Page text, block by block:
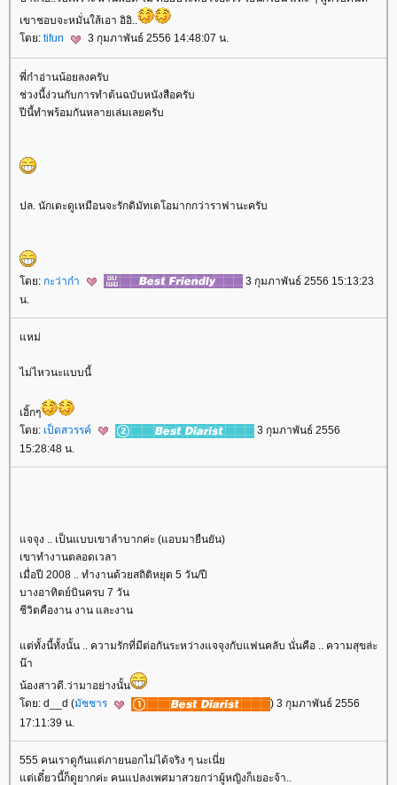
เขาชอบจะหมั่นใส้เอา อิอิ..
ดย: tifun 3 กุมภาพันธ์ 2556 14:48:07 น.
พี่ก๋าอ่านน้อยลงครับ
ช่วงนี้ง่วนกับการทำต้นฉบับหนังสือครับ
ปีนี้ทำพร้อมกันหลายเล่มเลยครับ
ปล. นักเตะดูเหมือนจะรักดิมัทเตโอมากกว่าราฟานะครับ
ดย: กะว่าก๋า
3 กุมภาพันธ์ 2556 15:13:23
น.
หม่
ไม่ไหวนะแบบนี้
เอิ้กๆ
ดย: เป็ดสวรรค์
3 กุมภาพันธ์ 2556
15:28:48 น.
จจุง .. เป็นแบบเขาลำบากค่ะ (แอบมายืนยัน)
เขาทำงานตลอดเวลา
เมื่อปี 2008 .. ทำงานด้วยสถิติหยุด 5 วัน/ปี
บางอาทิตย์บินครบ 7 วัน
ชีวิตคืองาน งาน และงาน
ต่ทั้งนี้ทั้งนั้น .. ความรักที่มีต่อกันระหว่างแจจุงกับแฟนคลับ นั่นคือ .. ความสุขล่ะ
น๊า
น้องสาวดี.ว่ามาอย่างนั้น
ดย: d__d (มัชชาร
) 3 กุมภาพันธ์ 2556
17:11:39 น.
555 คนเราดูกันแต่ภายนอกไม่ได้จริง ๆ นะเนี่
ต่เดี๋ยวนี้ก็ดูยากค่ะ คนแปลงเพศมาสวยกว่าผู้หญิงก็เยอะจ้า..